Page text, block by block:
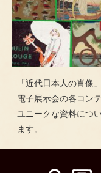
「近代日本人の肖像
電子展示会の各コン
ユニークな資料につ
ます。